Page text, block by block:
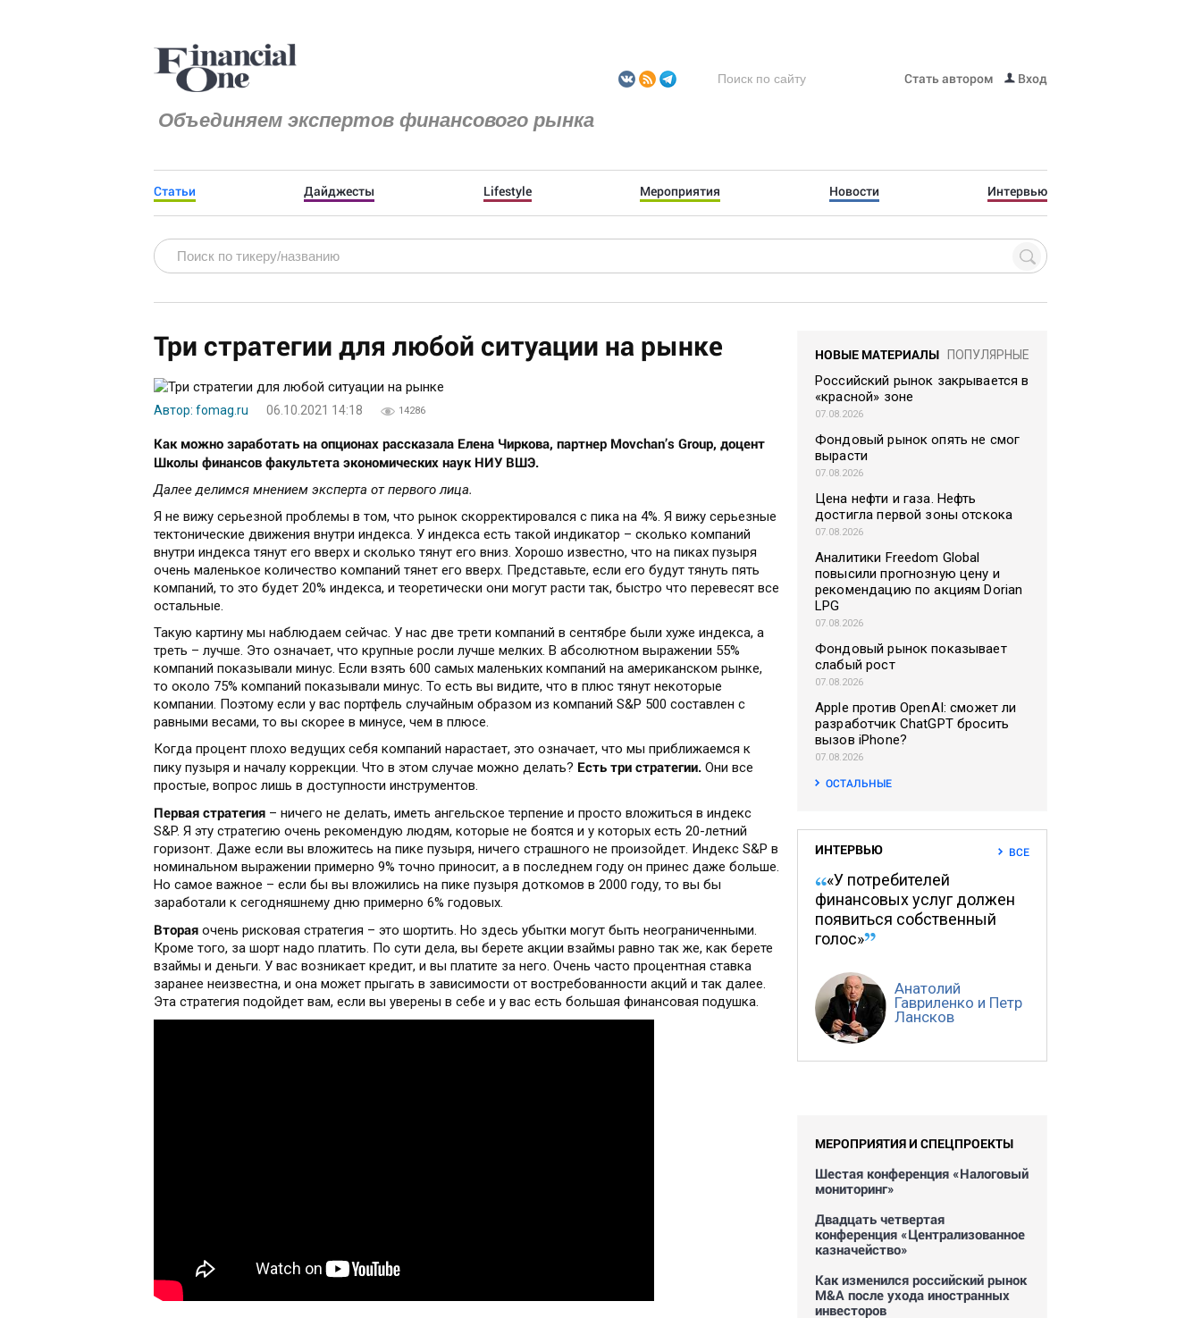
Объединяем экспертов финансового рынка
Стать автором Вход
Статьи Дайджесты Lifestyle Мероприятия Новости Интервью
Три стратегии для любой ситуации на рынке
Автор: fomag.ru 06.10.2021 14:18 14286
Как можно заработать на опционах рассказала Елена Чиркова, партнер Movchan’s Group, доцент
Школы финансов факультета экономических наук НИУ ВШЭ.
Далее делимся мнением эксперта от первого лица.
Я не вижу серьезной проблемы в том, что рынок скорректировался с пика на 4%. Я вижу серьезные
тектонические движения внутри индекса. У индекса есть такой индикатор – сколько компаний
внутри индекса тянут его вверх и сколько тянут его вниз. Хорошо известно, что на пиках пузыря
очень маленькое количество компаний тянет его вверх. Представьте, если его будут тянуть пять
компаний, то это будет 20% индекса, и теоретически они могут расти так, быстро что перевесят все
остальные.
Такую картину мы наблюдаем сейчас. У нас две трети компаний в сентябре были хуже индекса, а
треть – лучше. Это означает, что крупные росли лучше мелких. В абсолютном выражении 55%
компаний показывали минус. Если взять 600 самых маленьких компаний на американском рынке,
то около 75% компаний показывали минус. То есть вы видите, что в плюс тянут некоторые
компании. Поэтому если у вас портфель случайным образом из компаний S&P 500 составлен с
равными весами, то вы скорее в минусе, чем в плюсе.
Когда процент плохо ведущих себя компаний нарастает, это означает, что мы приближаемся к
пику пузыря и началу коррекции. Что в этом случае можно делать? Есть три стратегии. Они все
простые, вопрос лишь в доступности инструментов.
Первая стратегия – ничего не делать, иметь ангельское терпение и просто вложиться в индекс
S&P. Я эту стратегию очень рекомендую людям, которые не боятся и у которых есть 20-летний
горизонт. Даже если вы вложитесь на пике пузыря, ничего страшного не произойдет. Индекс S&P в
номинальном выражении примерно 9% точно приносит, а в последнем году он принес даже больше.
Но самое важное – если бы вы вложились на пике пузыря доткомов в 2000 году, то вы бы
заработали к сегодняшнему дню примерно 6% годовых.
Вторая очень рисковая стратегия – это шортить. Но здесь убытки могут быть неограниченными.
Кроме того, за шорт надо платить. По сути дела, вы берете акции взаймы равно так же, как берете
взаймы и деньги. У вас возникает кредит, и вы платите за него. Очень часто процентная ставка
заранее неизвестна, и она может прыгать в зависимости от востребованности акций и так далее.
Эта стратегия подойдет вам, если вы уверены в себе и у вас есть большая финансовая подушка.
НОВЫЕ МАТЕРИАЛЫ ПОПУЛЯРНЫЕ
Российский рынок закрывается в
«красной» зоне
07.08.2026
Фондовый рынок опять не смог
вырасти
07.08.2026
Цена нефти и газа. Нефть
достигла первой зоны отскока
07.08.2026
Аналитики Freedom Global
повысили прогнозную цену и
рекомендацию по акциям Dorian
LPG
07.08.2026
Фондовый рынок показывает
слабый рост
07.08.2026
Apple против OpenAI: сможет ли
разработчик ChatGPT бросить
вызов iPhone?
07.08.2026
ОСТАЛЬНЫЕ
ИНТЕРВЬЮ ВСЕ
«У потребителей
финансовых услуг должен
появиться собственный
голос»
Анатолий
Гавриленко и Петр
Лансков
МЕРОПРИЯТИЯ И СПЕЦПРОЕКТЫ
Шестая конференция «Налоговый
мониторинг»
Двадцать четвертая
конференция «Централизованное
казначейство»
Как изменился российский рынок
M&A после ухода иностранных
инвесторов